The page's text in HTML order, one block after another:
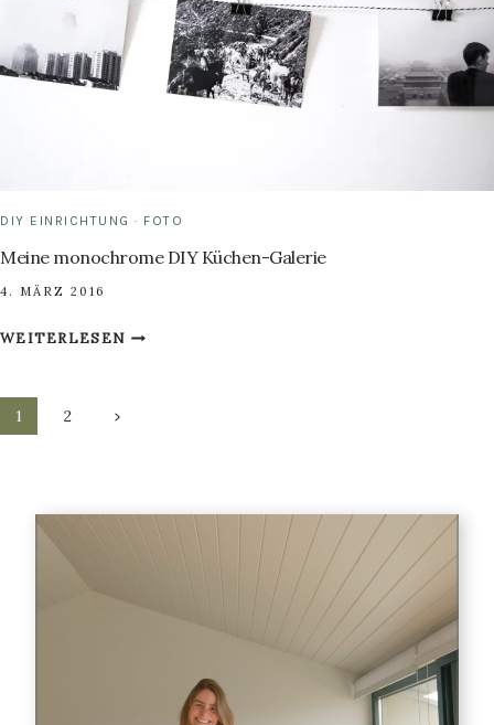
FLAIR
DIY EINRICHTUNG · FOTO
Meine monochrome DIY Küchen-Galerie
4. MÄRZ 2016
WEITERLESENMEINE
Seitennavigation
1 2
Nächste